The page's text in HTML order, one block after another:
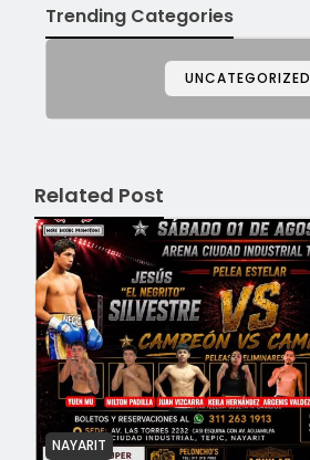
Trending Categories
UNCATEGORIZED
Related Post
NAYARIT